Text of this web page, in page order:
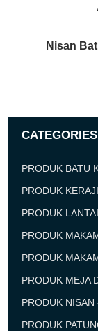
Nisan
CATEGORIES
PRODUK BATU
PRODUK
PRODUK
PRODUK
PRODUK
PRODUK MEJA
PRODUK
PRODUK